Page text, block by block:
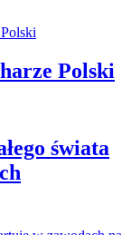
Polski
świata